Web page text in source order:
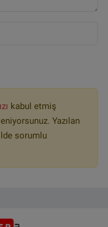
kabul etmiş
Yazılan
sorumlu